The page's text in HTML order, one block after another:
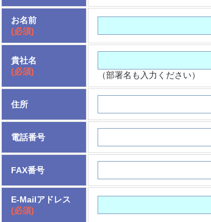
お名前
(必須)
貴社名
(必須)
（部署名も入力ください）
住所
電話番号
FAX番号
E-Mailアドレス
(必須)